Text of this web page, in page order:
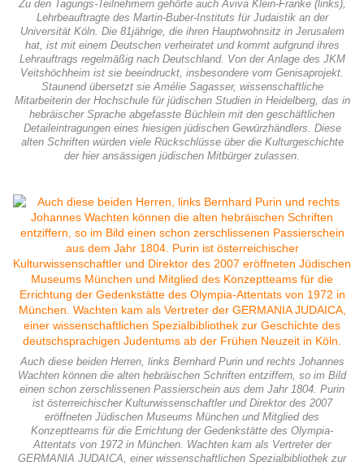
Zu den Tagungs-Teilnehmern gehörte auch Aviva Klein-Franke (links),
Lehrbeauftragte des Martin-Buber-Instituts für Judaistik an der
Universität Köln. Die 81jährige, die ihren Hauptwohnsitz in Jerusalem
hat, ist mit einem Deutschen verheiratet und kommt aufgrund ihres
Lehrauftrags regelmäßig nach Deutschland. Von der Anlage des JKM
Veitshöchheim ist sie beeindruckt, insbesondere vom Genisaprojekt.
Staunend übersetzt sie Amélie Sagasser, wissenschaftliche
Mitarbeiterin der Hochschule für jüdischen Studien in Heidelberg, das in
hebräischer Sprache abgefasste Büchlein mit den geschäftlichen
Detaileintragungen eines hiesigen jüdischen Gewürzhändlers. Diese
alten Schriften würden viele Rückschlüsse über die Kulturgeschichte
der hier ansässigen jüdischen Mitbürger zulassen.
Auch diese beiden Herren, links Bernhard Purin und rechts Johannes
Wachten können die alten hebräischen Schriften entziffern, so im Bild
einen schon zerschlissenen Passierschein aus dem Jahr 1804. Purin
ist österreichischer Kulturwissenschaftler und Direktor des 2007
eröffneten Jüdischen Museums München und Mitglied des
Konzeptteams für die Errichtung der Gedenkstätte des Olympia-
Attentats von 1972 in München. Wachten kam als Vertreter der
GERMANIA JUDAICA, einer wissenschaftlichen Spezialbibliothek zur